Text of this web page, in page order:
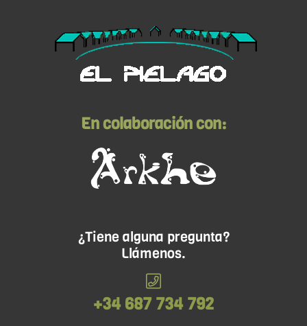
En colaboración con:
¿Tiene alguna pregunta?
Llámenos.
+34 687 734 792